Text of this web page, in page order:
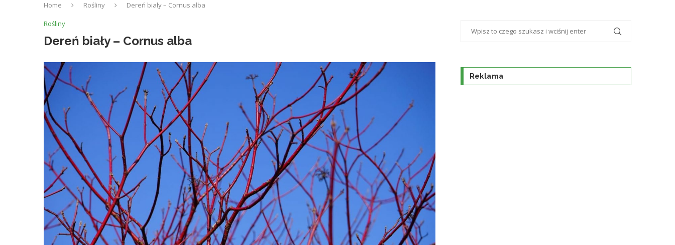
Home Rośliny Dereń biały – Cornus alba
Rośliny
Dereń biały – Cornus alba
Reklama